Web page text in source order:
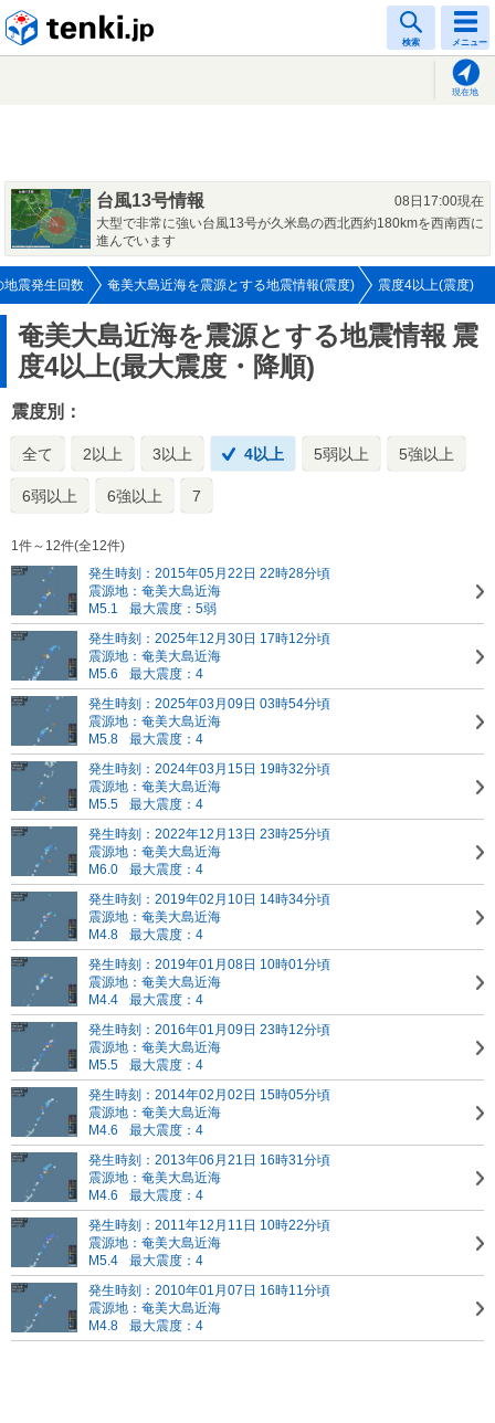
検索 メニュー
現在地
台風13号情報
08日17:00現在
大型で非常に強い台風13号が久米島の西北西約180kmを西南西に
進んでいます
地震発生回数 奄美大島近海を震源とする地震情報(震度) 震度4以上(震度)
奄美大島近海を震源とする地震情報 震
度4以上(最大震度・降順)
震度別：
全て 2以上 3以上 4以上 5弱以上 5強以上
6弱以上 6強以上 7
1件～12件(全12件)
発生時刻：2015年05月22日 22時28分頃
震源地：奄美大島近海
M5.1
最大震度：5弱
発生時刻：2025年12月30日 17時12分頃
震源地：奄美大島近海
M5.6
最大震度：4
発生時刻：2025年03月09日 03時54分頃
震源地：奄美大島近海
M5.8
最大震度：4
発生時刻：2024年03月15日 19時32分頃
震源地：奄美大島近海
M5.5
最大震度：4
発生時刻：2022年12月13日 23時25分頃
震源地：奄美大島近海
M6.0
最大震度：4
発生時刻：2019年02月10日 14時34分頃
震源地：奄美大島近海
M4.8
最大震度：4
発生時刻：2019年01月08日 10時01分頃
震源地：奄美大島近海
M4.4
最大震度：4
発生時刻：2016年01月09日 23時12分頃
震源地：奄美大島近海
M5.5
最大震度：4
発生時刻：2014年02月02日 15時05分頃
震源地：奄美大島近海
M4.6
最大震度：4
発生時刻：2013年06月21日 16時31分頃
震源地：奄美大島近海
M4.6
最大震度：4
発生時刻：2011年12月11日 10時22分頃
震源地：奄美大島近海
M5.4
最大震度：4
発生時刻：2010年01月07日 16時11分頃
震源地：奄美大島近海
M4.8
最大震度：4